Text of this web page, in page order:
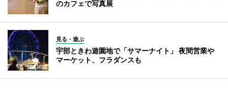
のカフェで写真展
見る・遊ぶ
宇部ときわ遊園地で「サマーナイト」 夜間営業や
マーケット、フラダンスも